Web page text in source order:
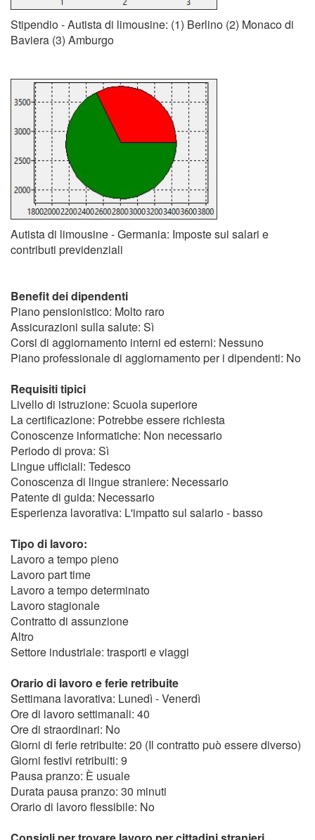
Stipendio - Autista di limousine: (1) Berlino (2) Monaco di
Baviera (3) Amburgo
Autista di limousine - Germania: Imposte sui salari e
contributi previdenziali
Benefit dei dipendenti
Piano pensionistico: Molto raro
Assicurazioni sulla salute: Sì
Corsi di aggiornamento interni ed esterni: Nessuno
Piano professionale di aggiornamento per i dipendenti: No
Requisiti tipici
Livello di istruzione: Scuola superiore
La certificazione: Potrebbe essere richiesta
Conoscenze informatiche: Non necessario
Periodo di prova: Sì
Lingue ufficiali: Tedesco
Conoscenza di lingue straniere: Necessario
Patente di guida: Necessario
Esperienza lavorativa: L'impatto sul salario - basso
Tipo di lavoro:
Lavoro a tempo pieno
Lavoro part time
Lavoro a tempo determinato
Lavoro stagionale
Contratto di assunzione
Altro
Settore industriale: trasporti e viaggi
Orario di lavoro e ferie retribuite
Settimana lavorativa: Lunedì - Venerdì
Ore di lavoro settimanali: 40
Ore di straordinari: No
Giorni di ferie retribuite: 20 (Il contratto può essere diverso)
Giorni festivi retribuiti: 9
Pausa pranzo: È usuale
Durata pausa pranzo: 30 minuti
Orario di lavoro flessibile: No